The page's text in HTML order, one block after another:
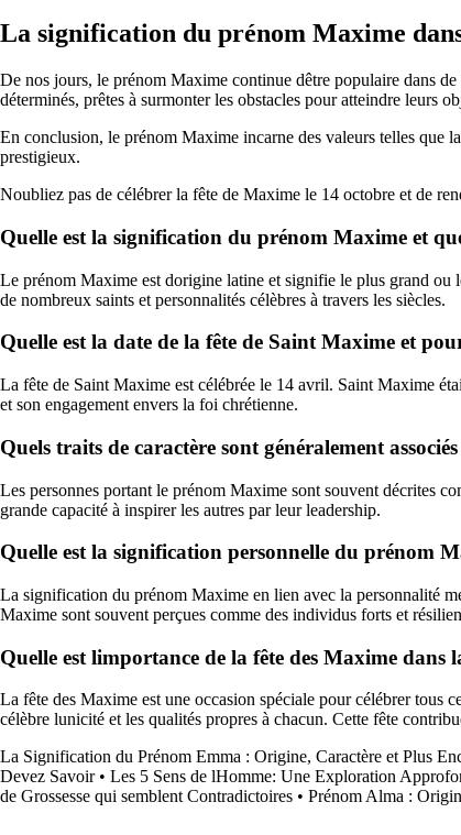
La signification du prénom Maxime
De nos jours, le prénom Maxime continue dêtre populaire dans
déterminés, prêtes à surmonter les obstacles pour atteindre leurs
En conclusion, le prénom Maxime incarne des valeurs telles que
prestigieux.
Noubliez pas de célébrer la fête de Maxime le 14 octobre et de
Quelle est la signification du prénom Maxime et
Le prénom Maxime est dorigine latine et signifie le plus grand ou
de nombreux saints et personnalités célèbres à travers les siècles.
Quelle est la date de la fête de Saint Maxime et
La fête de Saint Maxime est célébrée le 14 avril. Saint Maxime
et son engagement envers la foi chrétienne.
Quels traits de caractère sont généralement
Les personnes portant le prénom Maxime sont souvent décrites
grande capacité à inspirer les autres par leur leadership.
Quelle est la signification personnelle du prénom
La signification du prénom Maxime en lien avec la personnalité
Maxime sont souvent perçues comme des individus forts et
Quelle est limportance de la fête des Maxime dans
La fête des Maxime est une occasion spéciale pour célébrer tous
célèbre lunicité et les qualités propres à chacun. Cette fête
La Signification du Prénom Emma : Origine, Caractère et Plus
Devez Savoir• Les 5 Sens de lHomme: Une Exploration
de Grossesse qui semblent Contradictoires • Prénom Alma :